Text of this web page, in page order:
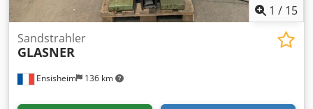
1 / 15
Ensisheim 136 km
Sandstrahler
GLASNER